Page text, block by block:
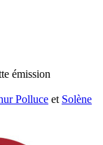
émission
Polluce et Solène